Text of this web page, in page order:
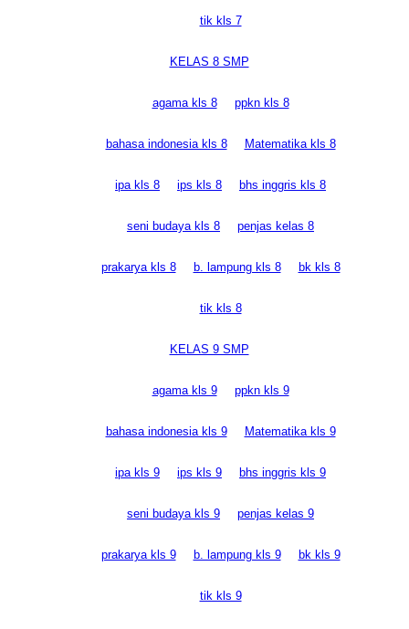
tik kls 7
KELAS 8 SMP
agama kls 8 ppkn kls 8
bahasa indonesia kls 8 Matematika kls 8
ipa kls 8 ips kls 8 bhs inggris kls 8
seni budaya kls 8 penjas kelas 8
prakarya kls 8 b. lampung kls 8 bk kls 8
tik kls 8
KELAS 9 SMP
agama kls 9 ppkn kls 9
bahasa indonesia kls 9 Matematika kls 9
ipa kls 9 ips kls 9 bhs inggris kls 9
seni budaya kls 9 penjas kelas 9
prakarya kls 9 b. lampung kls 9 bk kls 9
tik kls 9